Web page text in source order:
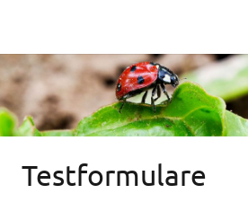
Testformulare